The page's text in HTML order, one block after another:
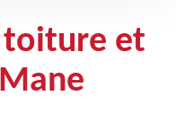
toiture et